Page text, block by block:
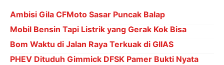
Ambisi Gila CFMoto Sasar Puncak Balap
Mobil Bensin Tapi Listrik yang Gerak Kok Bisa
Bom Waktu di Jalan Raya Terkuak di GIIAS
PHEV Dituduh Gimmick DFSK Pamer Bukti Nyata